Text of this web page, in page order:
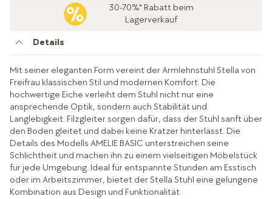
30-70%* Rabatt beim
Lagerverkauf
Details
Mit seiner eleganten Form vereint der Armlehnstuhl Stella von
Freifrau klassischen Stil und modernen Komfort. Die
hochwertige Eiche verleiht dem Stuhl nicht nur eine
ansprechende Optik, sondern auch Stabilität und
Langlebigkeit. Filzgleiter sorgen dafür, dass der Stuhl sanft über
den Boden gleitet und dabei keine Kratzer hinterlässt. Die
Details des Modells AMELIE BASIC unterstreichen seine
Schlichtheit und machen ihn zu einem vielseitigen Möbelstück
für jede Umgebung. Ideal für entspannte Stunden am Esstisch
oder im Arbeitszimmer, bietet der Stella Stuhl eine gelungene
Kombination aus Design und Funktionalität.